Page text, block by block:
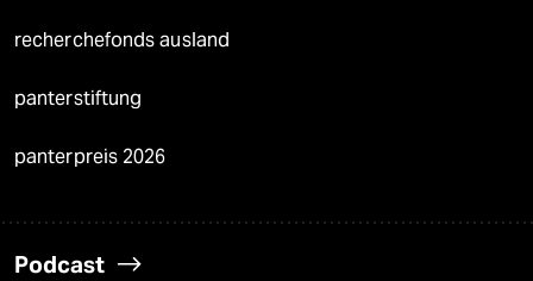
recherchefonds ausland
panterstiftung
panterpreis 2026
Podcast